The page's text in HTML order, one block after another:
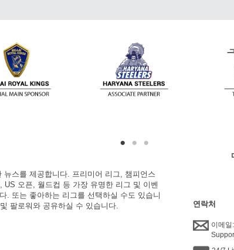
스를 제공합니다. 프리미어 리그, 챔피언스
오픈, 월드컵 등 가장 유명한 리그 및 이벤
. 또는 좋아하는 리그를 선택하실 수도 있습니
팔로워와 공유하실 수 있습니다.
연락처
이메일: